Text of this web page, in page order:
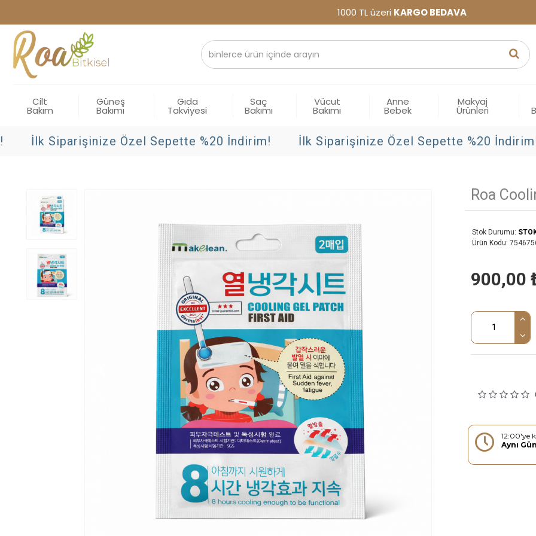
1000 TL üzeri KARGO BEDAVA
Cilt
Bakım
Güneş
Bakımı
Gıda
Takviyesi
Saç
Bakımı
Vücut
Bakımı
Anne
Bebek
Makyaj
Ürünleri
İlk Siparişinize Özel Sepette %20 İndirim! İlk Siparişinize Özel Sepette %20 İndirim!
Roa
Stok Durumu:
Ürün Kodu:
900,00
12:00'ye
Aynı